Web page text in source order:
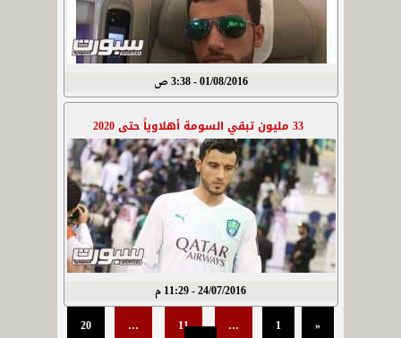
01/08/2016 - 3:38 ص
33 مليون تبقي السومة أهلاوياً حتى 2020
24/07/2016 - 11:29 م
«
1
…
11
…
20